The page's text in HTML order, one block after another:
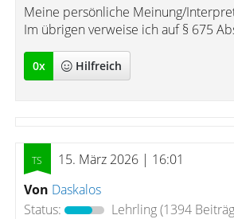
Meine persönliche Meinung/
Im übrigen verweise ich auf § 675
0x Hilfreich
15. März 2026 | 16:01
Von Daskalos
Status:
Lehrling(1394